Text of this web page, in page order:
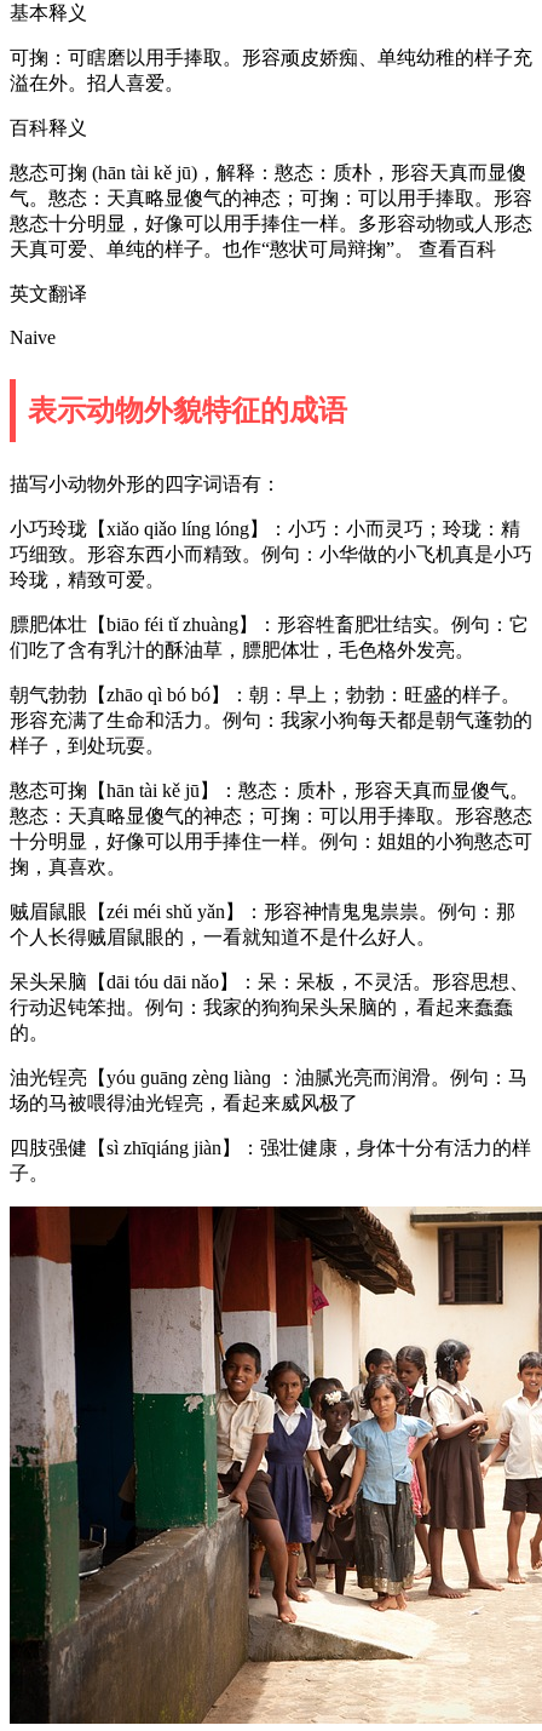
基本释义
可掬：可瞎磨以用手捧取。形容顽皮娇痴、单纯幼稚的样子充
溢在外。招人喜爱。
百科释义
憨态可掬 (hān tài kě jū)，解释：憨态：质朴，形容天真而显傻
气。憨态：天真略显傻气的神态；可掬：可以用手捧取。形容
憨态十分明显，好像可以用手捧住一样。多形容动物或人形态
天真可爱、单纯的样子。也作“憨状可局辩掬”。 查看百科
英文翻译
Naive
表示动物外貌特征的成语
描写小动物外形的四字词语有：
小巧玲珑【xiǎo qiǎo líng lóng】：小巧：小而灵巧；玲珑：精
巧细致。形容东西小而精致。例句：小华做的小飞机真是小巧
玲珑，精致可爱。
膘肥体壮【biāo féi tǐ zhuàng】：形容牲畜肥壮结实。例句：它
们吃了含有乳汁的酥油草，膘肥体壮，毛色格外发亮。
朝气勃勃【zhāo qì bó bó】：朝：早上；勃勃：旺盛的样子。
形容充满了生命和活力。例句：我家小狗每天都是朝气蓬勃的
样子，到处玩耍。
憨态可掬【hān tài kě jū】：憨态：质朴，形容天真而显傻气。
憨态：天真略显傻气的神态；可掬：可以用手捧取。形容憨态
十分明显，好像可以用手捧住一样。例句：姐姐的小狗憨态可
掬，真喜欢。
贼眉鼠眼【zéi méi shǔ yǎn】：形容神情鬼鬼祟祟。例句：那
个人长得贼眉鼠眼的，一看就知道不是什么好人。
呆头呆脑【dāi tóu dāi nǎo】：呆：呆板，不灵活。形容思想、
行动迟钝笨拙。例句：我家的狗狗呆头呆脑的，看起来蠢蠢
的。
油光锃亮【yóu ɡuānɡ zènɡ liànɡ ：油腻光亮而润滑。例句：马
场的马被喂得油光锃亮，看起来威风极了
四肢强健【sì zhīqiáng jiàn】：强壮健康，身体十分有活力的样
子。